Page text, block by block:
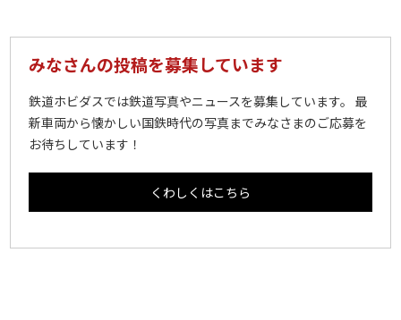
みなさんの投稿を募集しています
鉄道ホビダスでは鉄道写真やニュースを募集しています。 最
新車両から懐かしい国鉄時代の写真までみなさまのご応募を
お待ちしています！
くわしくはこちら